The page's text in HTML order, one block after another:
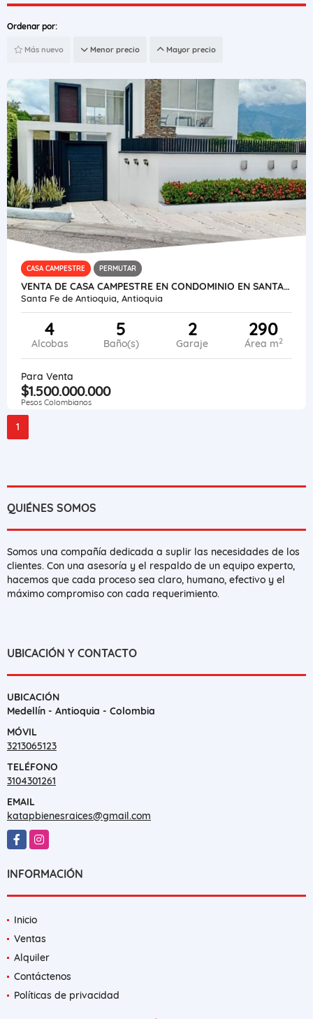
Ordenar por:
Más nuevo Menor precio Mayor precio
CASA CAMPESTRE PERMUTAR
VENTA DE CASA CAMPESTRE EN CONDOMINIO EN SANTA FE DE ANTIOQUIA
Santa Fe de Antioquia, Antioquia
4
Alcobas
5
Baño(s)
2
Garaje
290
Área m2
Para Venta
$1.500.000.000
Pesos Colombianos
1
QUIÉNES SOMOS
Somos una compañía dedicada a suplir las necesidades de los
clientes. Con una asesoría y el respaldo de un equipo experto,
hacemos que cada proceso sea claro, humano, efectivo y el
máximo compromiso con cada requerimiento.
UBICACIÓN Y CONTACTO
UBICACIÓN
Medellín - Antioquia - Colombia
MÓVIL
3213065123
TELÉFONO
3104301261
EMAIL
katapbienesraices@gmail.com
FacebookInstagram
INFORMACIÓN
Inicio
Ventas
Alquiler
Contáctenos
Políticas de privacidad